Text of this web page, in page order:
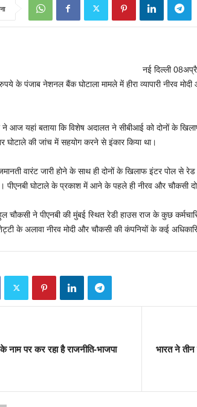
नई दिल्ली
के पंजाब नेशनल बैंक घोटाला मामले में हीरा व्‍यापारी नीरव
आज यहां बताया कि विशेष अदालत ने सीबीआई को दोनों के
घोटाले की जांच में सहयोग करने से इंकार किया था।
वारंट जारी होने के साथ ही दोनों के खिलाफ इंटर पोल से
पीएनबी घोटाले के प्रकाश में आने के पहले ही नीरव और चौकसी
चौकसी ने पीएनबी की मुंबई स्थित रेडी हाउस राज के कुछ
के अलावा नीरव मोदी और चौकसी की कंपनियों के कई
के नाम पर कर रहा है राजनीति-भाजपा
भारत ने